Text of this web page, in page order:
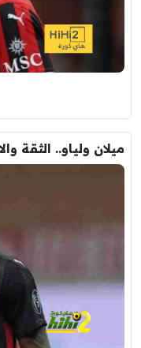
ميلان ولياو.. الثقة